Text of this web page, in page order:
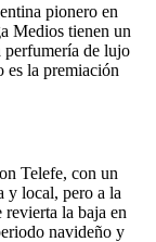
pionero en
Medios tienen un
perfumería de lujo
es la premiación
Telefe, con un
y local, pero a la
la baja en
navideño y